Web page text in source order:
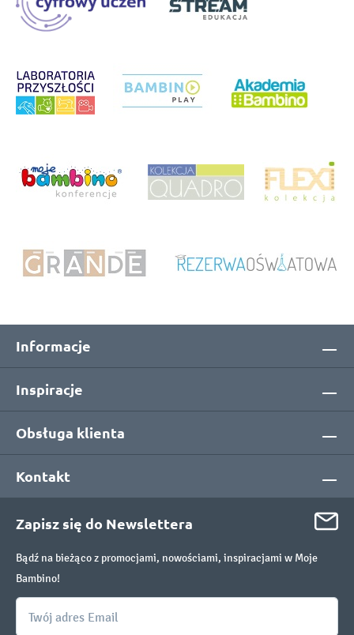
Informacje
Inspiracje
Obsługa klienta
Kontakt
Zapisz się do Newslettera
Bądź na bieżąco z promocjami, nowościami, inspiracjami w Moje
Bambino!